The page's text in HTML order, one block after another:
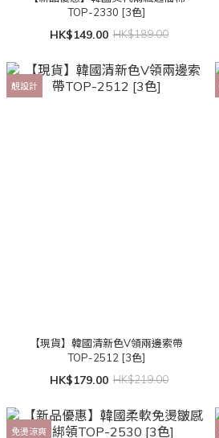
TOP-2330 [3色]
HK$149.00 HK$189.00
靚設計
【現貨】韓國清新色V領兩邊索帶
TOP-2512 [3色]
HK$179.00 HK$219.00
免燙涼爽